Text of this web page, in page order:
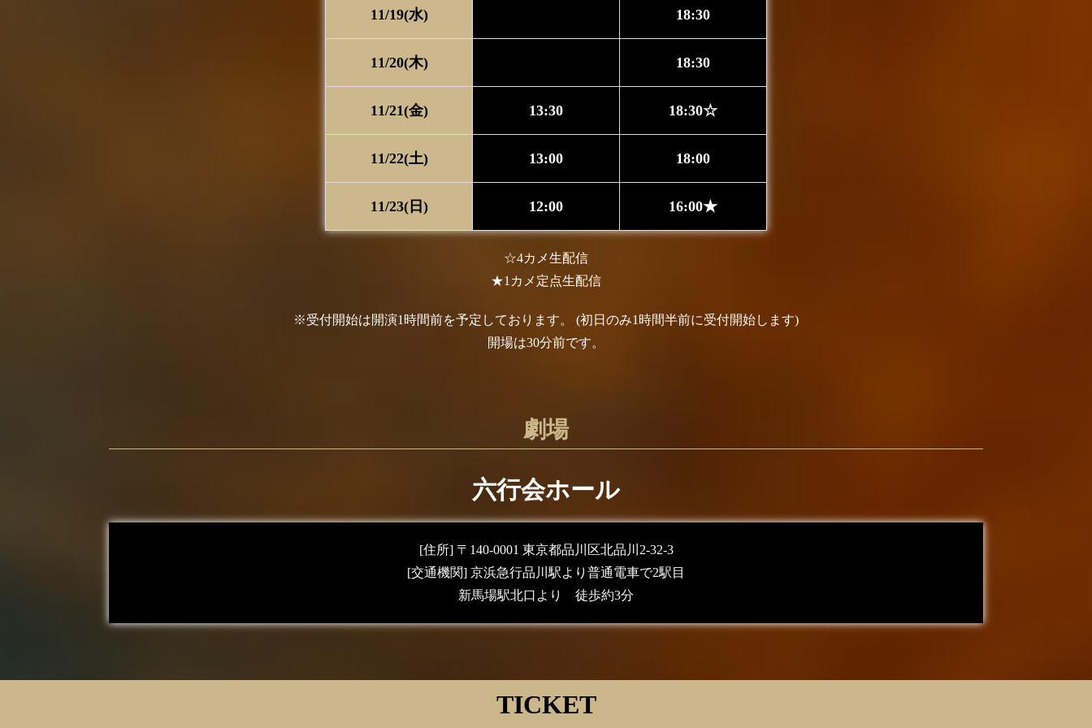
11/19(水) 18:30
11/20(木) 18:30
11/21(金) 13:30 18:30☆
11/22(土) 13:00 18:00
11/23(日) 12:00 16:00★
☆4カメ生配信
★1カメ定点生配信
※受付開始は開演1時間前を予定しております。
(初日のみ1時間半前に受付開始します)
開場は30分前です。
劇場
六行会ホール
[住所] 〒140-0001 東京都品川区北品川2-32-3
[交通機関] 京浜急行品川駅より普通電車で2駅目
新馬場駅北口より 徒歩約3分
TICKET